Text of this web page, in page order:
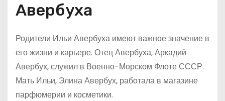
Авербуха
Родители Ильи Авербуха имеют важное значение в
его жизни и карьере. Отец Авербуха, Аркадий
Авербух, служил в Военно-Морском Флоте СССР.
Мать Ильи, Элина Авербух, работала в магазине
парфюмерии и косметики.